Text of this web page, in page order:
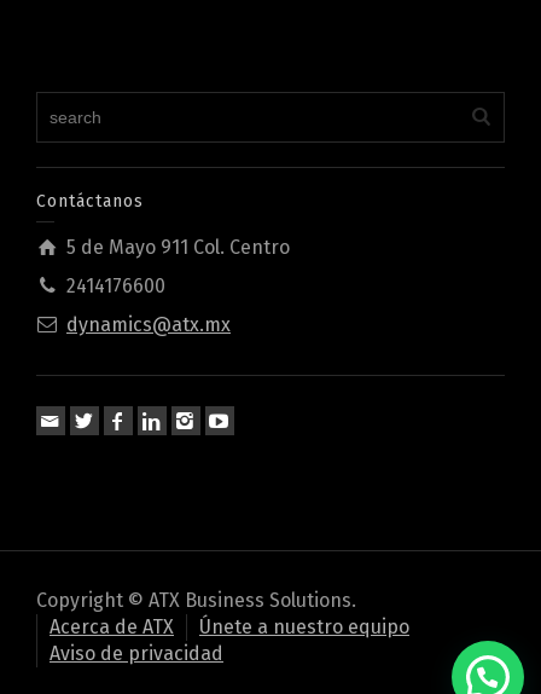
Contáctanos
5 de Mayo 911 Col. Centro
2414176600
dynamics@atx.mx
Copyright © ATX Business Solutions.
Acerca de ATX
Únete a nuestro equipo
Aviso de privacidad